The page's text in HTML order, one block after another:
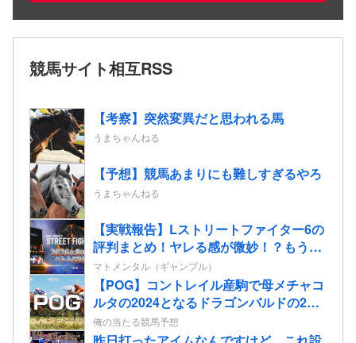
競馬サイト相互RSS
【考察】突然変異だと思われる馬
うまちゃんねる
【予想】競馬あまりにも難しすぎるやろ
うまちゃんねる
【実戦報告】Lストリートファイター6の
評判まとめ！ヤレる感が微妙！？もう稼
働貢献週の予想をするユーザーも！？
マトメンタル（ギャンブル）
【POG】コントレイル産駒で母メチャコ
ルタの2024となるドラゴンバルドの2歳
情報
俺の当たる競馬予想